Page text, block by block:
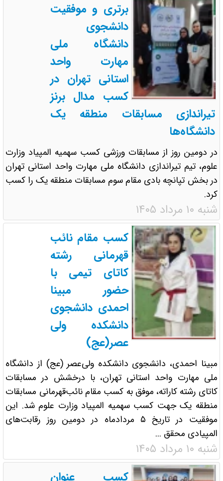
برتری و موفقیت
دانشجوی
دانشگاه ملی
مهارت واحد
استانی تهران در
کسب مدال برنز
تیراندازی مسابقات منطقه یک
دانشگاه‌ها
در دومین روز از مسابقات ورزشی کسب سهمیه المپیاد وزارت
علوم، تیم تیراندازی دانشگاه ملی مهارت واحد استانی تهران
در بخش تپانچه بادی مقام سوم مسابقات منطقه یک را کسب
کرد.
شنبه ۱۰ مرداد ۱۴۰۵
کسب مقام نائب
قهرمانی رشته
کاتای تیمی با
حضور مبینا
احمدی دانشجوی
دانشکده ولی
عصر(عج)
مبینا احمدی، دانشجوی دانشکده ولی‌عصر (عج) از دانشگاه
ملی مهارت واحد استانی تهران، با درخشش در مسابقات
کاتای رشته کاراته، موفق به کسب مقام نائب‌قهرمانی مسابقات
منطقه یک جهت کسب سهمیه المپیاد وزارت علوم شد. این
موفقیت در تاریخ ۵ مردادماه در دومین روز رقابت‌های
المپیادی محقق ...
شنبه ۱۰ مرداد ۱۴۰۵
کسب عنوان